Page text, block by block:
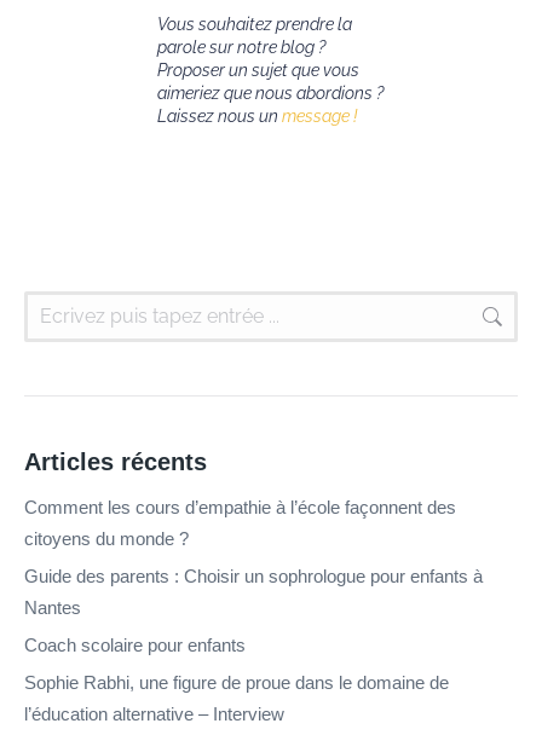
Vous souhaitez prendre la
parole sur notre blog ?
Proposer un sujet que vous
aimeriez que nous abordions ?
Laissez nous un message !
Articles récents
Comment les cours d’empathie à l’école façonnent des
citoyens du monde ?
Guide des parents : Choisir un sophrologue pour enfants à
Nantes
Coach scolaire pour enfants
Sophie Rabhi, une figure de proue dans le domaine de
l’éducation alternative – Interview